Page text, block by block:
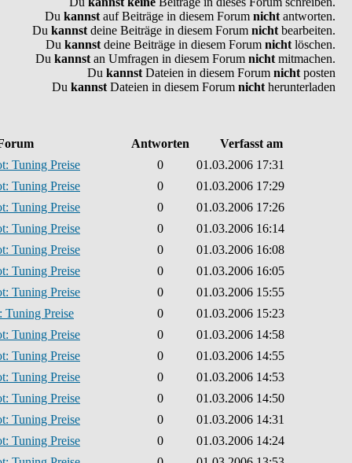
Du kannst auf Beiträge in diesem Forum nicht antworten.
Du kannst deine Beiträge in diesem Forum nicht bearbeiten.
Du kannst deine Beiträge in diesem Forum nicht löschen.
Du kannst an Umfragen in diesem Forum nicht mitmachen.
Du kannst Dateien in diesem Forum nicht posten
Du kannst Dateien in diesem Forum nicht herunterladen
Antworten
Verfasst am
Tuning Preise
0
01.03.2006 17:31
Tuning Preise
0
01.03.2006 17:29
Tuning Preise
0
01.03.2006 17:26
Tuning Preise
0
01.03.2006 16:14
Tuning Preise
0
01.03.2006 16:08
Tuning Preise
0
01.03.2006 16:05
Tuning Preise
0
01.03.2006 15:55
Tuning Preise
0
01.03.2006 15:23
Tuning Preise
0
01.03.2006 14:58
Tuning Preise
0
01.03.2006 14:55
Tuning Preise
0
01.03.2006 14:53
Tuning Preise
0
01.03.2006 14:50
Tuning Preise
0
01.03.2006 14:31
Tuning Preise
0
01.03.2006 14:24